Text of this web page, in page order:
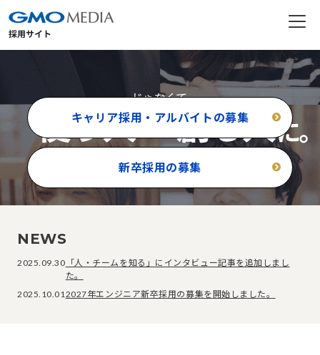
キャリア採用・アルバイトの募集
新卒採用の募集
NEWS
2025.09.30 「人・チームを知る」にインタビュー記事を追加しまし
た。
2025.10.012027年エンジニア新卒採用の募集を開始しました。